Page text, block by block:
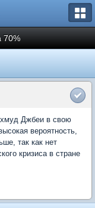
70%
Джбеи в свою
вероятность,
так как нет
кризиса в стране